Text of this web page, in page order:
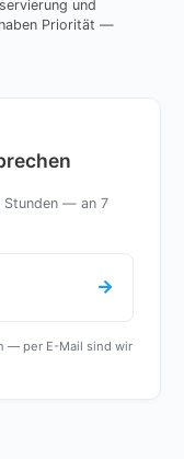
und
Priorität —
Stunden — an 7
— per E-Mail sind wir